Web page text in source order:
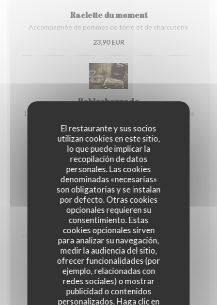
El restaurante y sus socios
utilizan cookies en este sitio,
lo que puede implicar la
recopilación de datos
personales. Las cookies
denominadas «necesarias»
son obligatorias y se instalan
por defecto. Otras cookies
opcionales requieren su
consentimiento. Estas
cookies opcionales sirven
para analizar su navegación,
medir la audiencia del sitio,
ofrecer funcionalidades (por
ejemplo, relacionadas con
redes sociales) o mostrar
publicidad o contenidos
personalizados. Haga clic en
Raclette du moment
Accompagnée de pommes de terre et de charcuterie
23,90 EUR
Reblochonnade
1/2 Reblochon à faire fondre soi-même Accompagnée de
23,50 EUR
Brasérade
Viandes de bœuf et de volaille à cuire soi-même
23,50 EUR
Potence
Viande de bœuf flambée au whisky, sur table
Accompagnée de son gratin savoyard.